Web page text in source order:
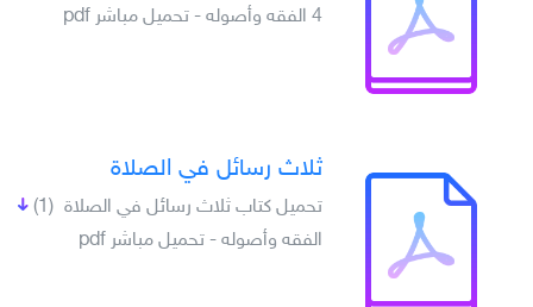
4 الفقه وأصوله - تحميل مباشر pdf
ثلاث رسائل في الصلاة
(1) تحميل كتاب ثلاث رسائل في الصلاة
الفقه وأصوله - تحميل مباشر pdf